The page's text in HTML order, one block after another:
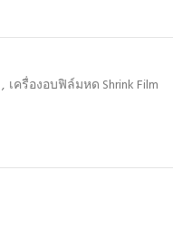
, เครื่องอบฟิล์มหด Shrink Film